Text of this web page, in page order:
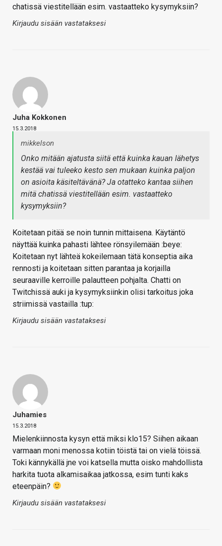
chatissä viestitellään esim. vastaatteko kysymyksiin?
Kirjaudu sisään vastataksesi
Juha Kokkonen
15.3.2018
mikkelson
Onko mitään ajatusta siitä että kuinka kauan lähetys
kestää vai tuleeko kesto sen mukaan kuinka paljon
on asioita käsiteltävänä? Ja otatteko kantaa siihen
mitä chatissä viestitellään esim. vastaatteko
kysymyksiin?
Koitetaan pitää se noin tunnin mittaisena. Käytäntö
näyttää kuinka pahasti lähtee rönsyilemään :beye:
Koitetaan nyt lähteä kokeilemaan tätä konseptia aika
rennosti ja koitetaan sitten parantaa ja korjailla
seuraaville kerroille palautteen pohjalta. Chatti on
Twitchissä auki ja kysymyksiinkin olisi tarkoitus joka
striimissä vastailla :tup:
Kirjaudu sisään vastataksesi
Juhamies
15.3.2018
Mielenkiinnosta kysyn että miksi klo15? Siihen aikaan
varmaan moni menossa kotiin töistä tai on vielä töissä.
Toki kännykällä jne voi katsella mutta oisko mahdollista
harkita tuota alkamisaikaa jatkossa, esim tunti kaks
eteenpäin?
Kirjaudu sisään vastataksesi